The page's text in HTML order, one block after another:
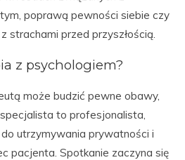
poprawą pewności siebie czy
strachami przed przyszłością.
z psychologiem?
może budzić pewne obawy,
to profesjonalista,
utrzymywania prywatności i
pacjenta. Spotkanie zaczyna się